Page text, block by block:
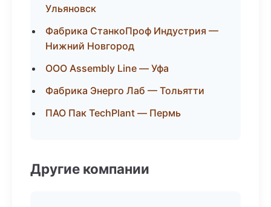
Ульяновск
Фабрика СтанкоПроф Индустрия —
Нижний Новгород
ООО Assembly Line — Уфа
Фабрика Энерго Лаб — Тольятти
ПАО Пак TechPlant — Пермь
Другие компании